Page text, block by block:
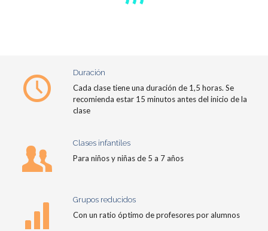
Duración
Cada clase tiene una duración de 1,5 horas. Se
recomienda estar 15 minutos antes del inicio de la
clase
Clases infantiles
Para niños y niñas de 5 a 7 años
Grupos reducidos
Con un ratio óptimo de profesores por alumnos